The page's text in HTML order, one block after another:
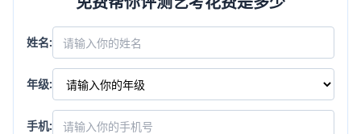
姓名:
年级:
手机: